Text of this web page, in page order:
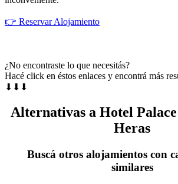
👉 Reservar Alojamiento
¿No encontraste lo que necesitás?
Hacé click en éstos enlaces y encontrá más
⬇⬇⬇
Alternativas a Hotel
Heras
Buscá otros alojamientos con
similares